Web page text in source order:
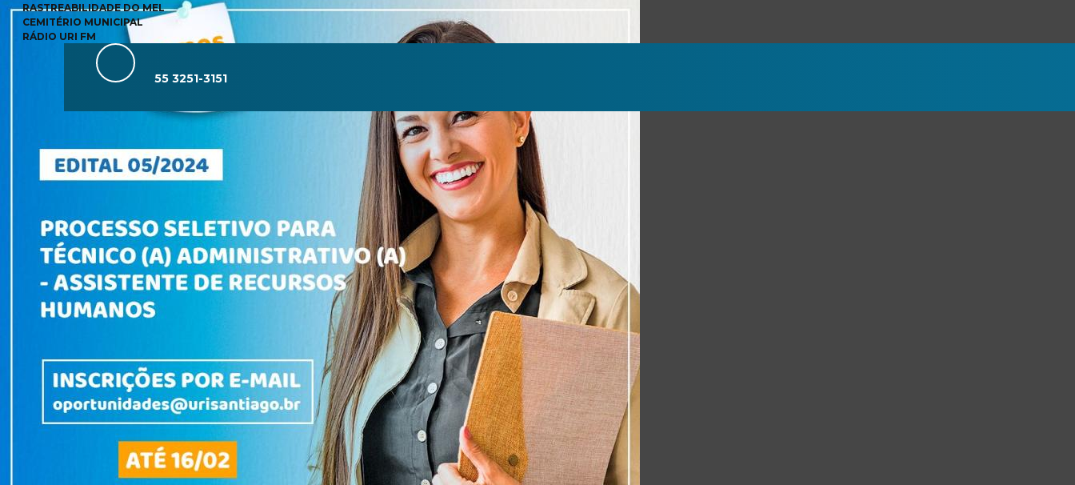
RASTREABILIDADE DO MEL
CEMITÉRIO MUNICIPAL
RÁDIO URI FM
55 3251-3151